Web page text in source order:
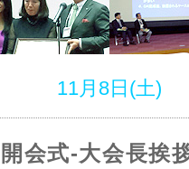
11月8日(土)
開会式-大会長挨